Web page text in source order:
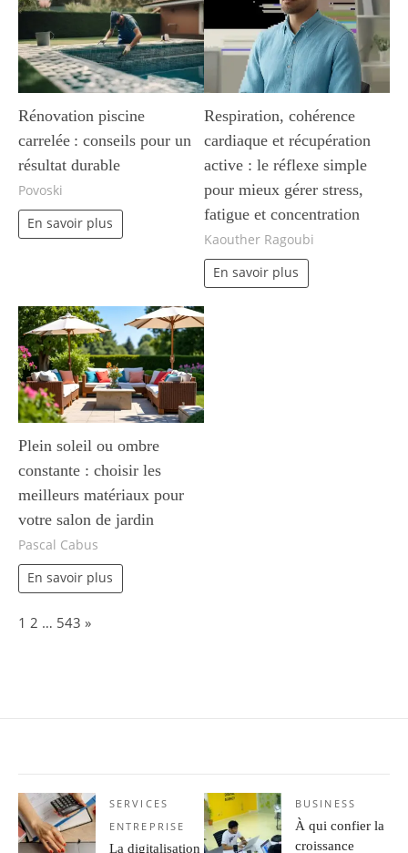
Rénovation piscine
carrelée : conseils pour un
résultat durable
Povoski
En savoir plus
Respiration, cohérence
cardiaque et récupération
active : le réflexe simple
pour mieux gérer stress,
fatigue et concentration
Kaouther Ragoubi
En savoir plus
Plein soleil ou ombre
constante : choisir les
meilleurs matériaux pour
votre salon de jardin
Pascal Cabus
En savoir plus
Page:
1 2 … 543 Next
»
SERVICES
ENTREPRISE
La digitalisation
BUSINESS
À qui confier la
croissance